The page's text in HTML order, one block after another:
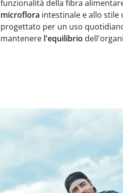
funzionalità della fibra
microflora intestinale e allo stile
progettato per un uso
mantenere l'equilibrio